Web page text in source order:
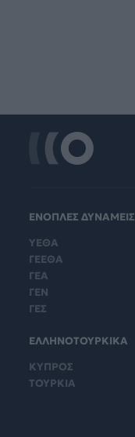
ΕΝΟΠΛΕΣ ΔΥΝΑΜΕΙΣ
ΥΕΘΑ
ΓΕΕΘΑ
ΓΕΑ
ΓΕΝ
ΓΕΣ
ΕΛΛΗΝΟΤΟΥΡΚΙΚΑ
ΚΥΠΡΟΣ
ΤΟΥΡΚΙΑ